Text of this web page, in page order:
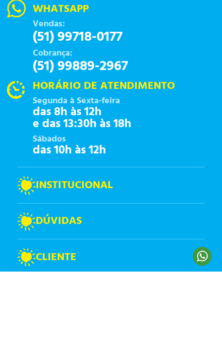
WHATSAPP
Vendas:
(51) 99718-0177
Cobrança:
(51) 99889-2967
HORÁRIO DE ATENDIMENTO
Segunda à Sexta-feira
das 8h às 12h
e das 13:30h às 18h
Sábados
das 10h às 12h
INSTITUCIONAL
DÚVIDAS
CLIENTE